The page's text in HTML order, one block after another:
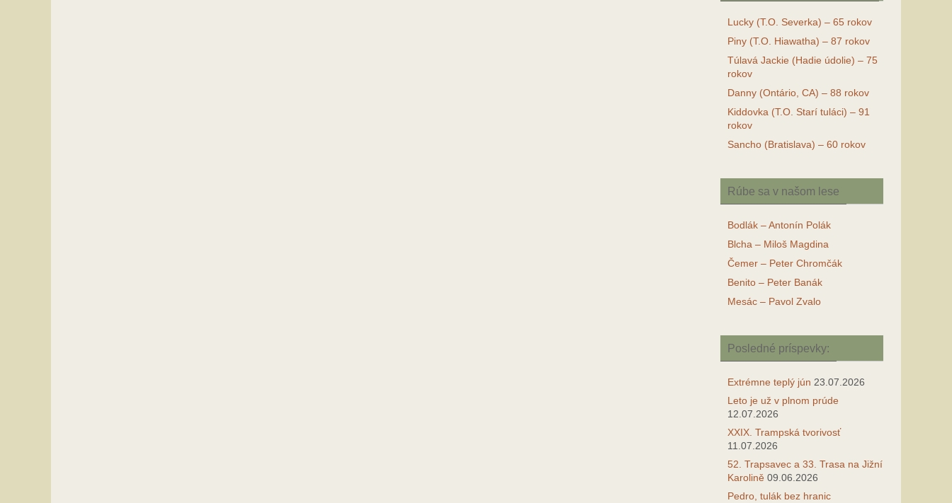
Lucky (T.O. Severka) – 65 rokov
Piny (T.O. Hiawatha) – 87 rokov
Túlavá Jackie (Hadie údolie) – 75
rokov
Danny (Ontário, CA) – 88 rokov
Kiddovka (T.O. Starí tuláci) – 91
rokov
Sancho (Bratislava) – 60 rokov
Rúbe sa v našom lese
Bodlák – Antonín Polák
Blcha – Miloš Magdina
Čemer – Peter Chromčák
Benito – Peter Banák
Mesác – Pavol Zvalo
Posledné príspevky:
Extrémne teplý jún 23.07.2026
Leto je už v plnom prúde
12.07.2026
XXIX. Trampská tvorivosť
11.07.2026
52. Trapsavec a 33. Trasa na Jižní
Karolině 09.06.2026
Pedro, tulák bez hranic